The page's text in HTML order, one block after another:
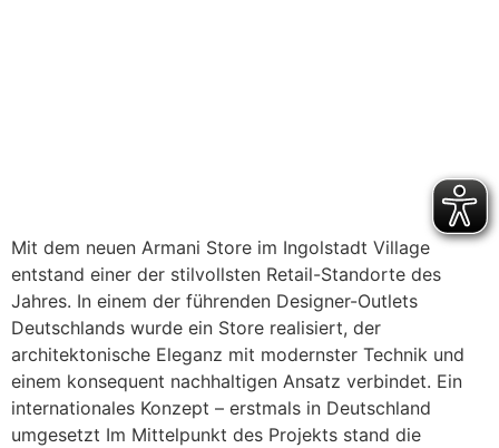
Mit dem neuen Armani Store im Ingolstadt Village
entstand einer der stilvollsten Retail-Standorte des
Jahres. In einem der führenden Designer-Outlets
Deutschlands wurde ein Store realisiert, der
architektonische Eleganz mit modernster Technik und
einem konsequent nachhaltigen Ansatz verbindet. Ein
internationales Konzept – erstmals in Deutschland
umgesetzt Im Mittelpunkt des Projekts stand die